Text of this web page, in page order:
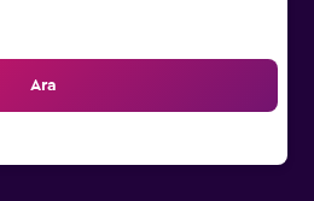
Ara